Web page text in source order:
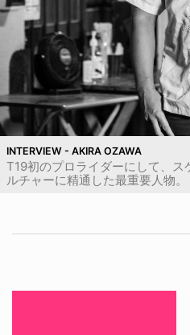
INTERVIEW - AKIRA OZAWA
T19初のプロライダーにして、ス
ルチャーに精通した最重要人物。